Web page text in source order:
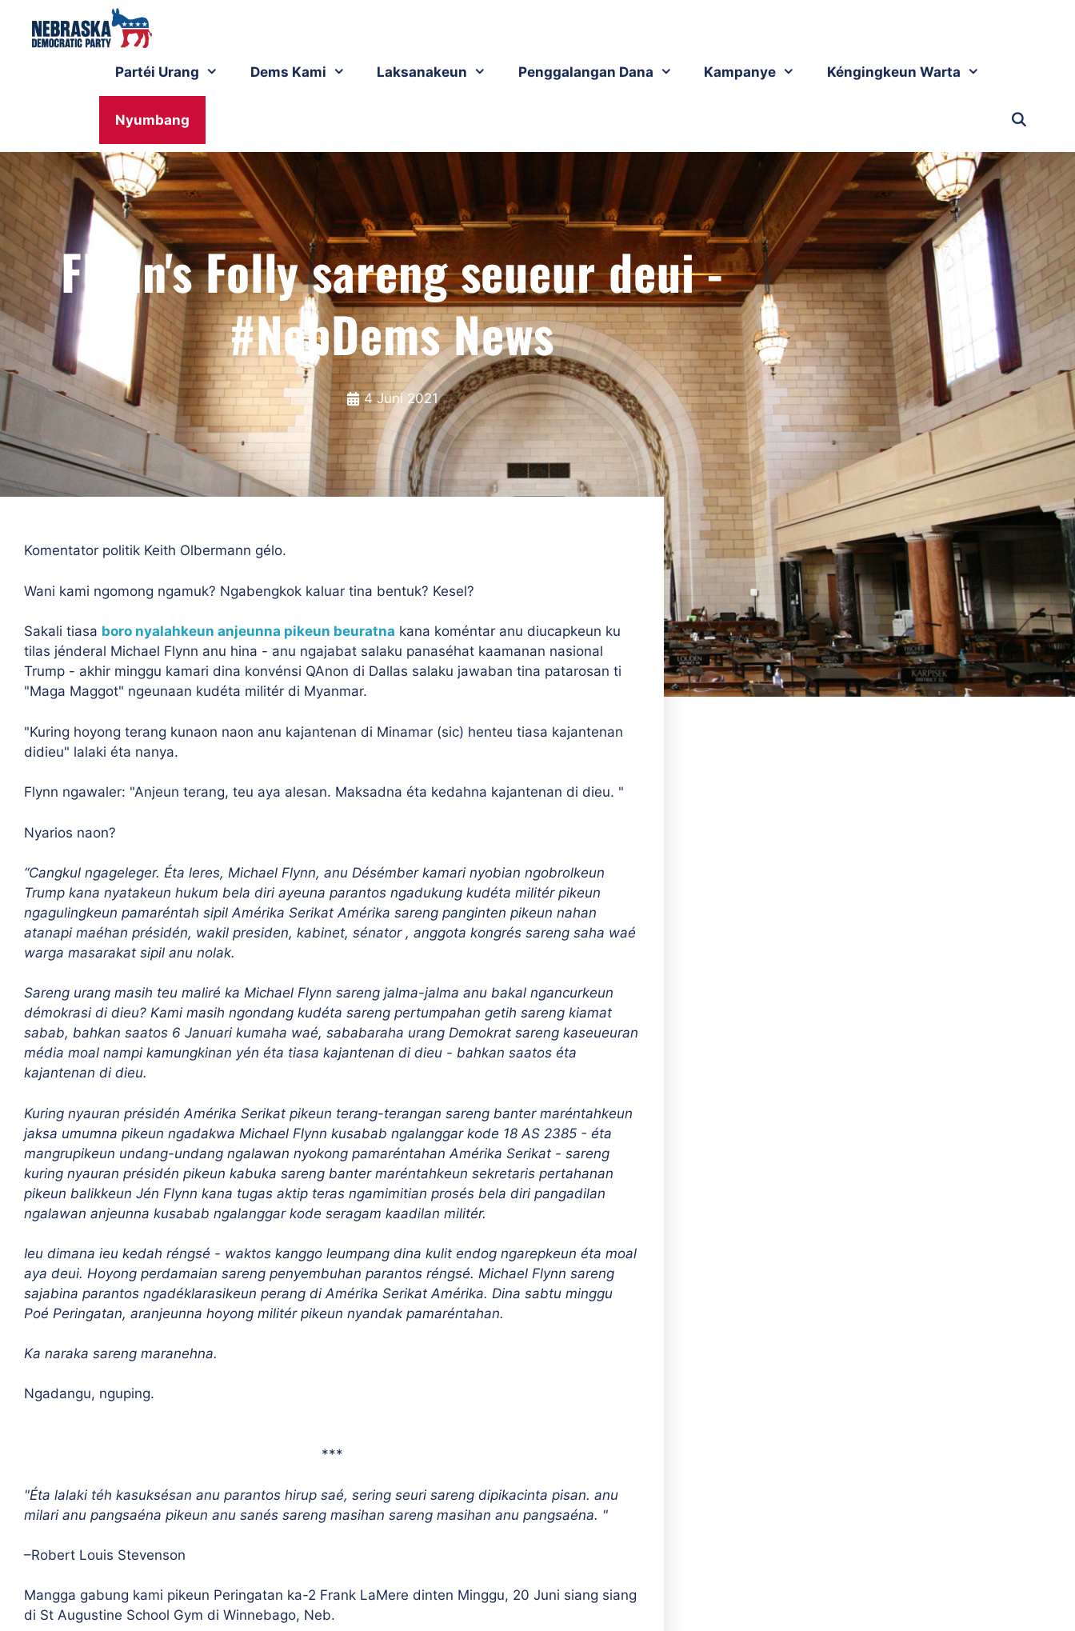
Partéi Urang Dems Kami Laksanakeun Penggalangan Dana Kampanye Kéngingkeun Warta
Nyumbang
Flynn's Folly sareng seueur deui -
#NebDems News
4 Juni 2021
Komentator politik Keith Olbermann gélo.
Wani kami ngomong ngamuk? Ngabengkok kaluar tina bentuk? Kesel?
Sakali tiasa boro nyalahkeun anjeunna pikeun beuratna kana koméntar anu diucapkeun ku
tilas jénderal Michael Flynn anu hina - anu ngajabat salaku panaséhat kaamanan nasional
Trump - akhir minggu kamari dina konvénsi QAnon di Dallas salaku jawaban tina patarosan ti
"Maga Maggot" ngeunaan kudéta militér di Myanmar.
"Kuring hoyong terang kunaon naon anu kajantenan di Minamar (sic) henteu tiasa kajantenan
didieu" lalaki éta nanya.
Flynn ngawaler: "Anjeun terang, teu aya alesan. Maksadna éta kedahna kajantenan di dieu. "
Nyarios naon?
“Cangkul ngageleger. Éta leres, Michael Flynn, anu Désémber kamari nyobian ngobrolkeun
Trump kana nyatakeun hukum bela diri ayeuna parantos ngadukung kudéta militér pikeun
ngagulingkeun pamaréntah sipil Amérika Serikat Amérika sareng panginten pikeun nahan
atanapi maéhan présidén, wakil presiden, kabinet, sénator , anggota kongrés sareng saha waé
warga masarakat sipil anu nolak.
Sareng urang masih teu maliré ka Michael Flynn sareng jalma-jalma anu bakal ngancurkeun
démokrasi di dieu? Kami masih ngondang kudéta sareng pertumpahan getih sareng kiamat
sabab, bahkan saatos 6 Januari kumaha waé, sababaraha urang Demokrat sareng kaseueuran
média moal nampi kamungkinan yén éta tiasa kajantenan di dieu - bahkan saatos éta
kajantenan di dieu.
Kuring nyauran présidén Amérika Serikat pikeun terang-terangan sareng banter maréntahkeun
jaksa umumna pikeun ngadakwa Michael Flynn kusabab ngalanggar kode 18 AS 2385 - éta
mangrupikeun undang-undang ngalawan nyokong pamaréntahan Amérika Serikat - sareng
kuring nyauran présidén pikeun kabuka sareng banter maréntahkeun sekretaris pertahanan
pikeun balikkeun Jén Flynn kana tugas aktip teras ngamimitian prosés bela diri pangadilan
ngalawan anjeunna kusabab ngalanggar kode seragam kaadilan militér.
Ieu dimana ieu kedah réngsé - waktos kanggo leumpang dina kulit endog ngarepkeun éta moal
aya deui. Hoyong perdamaian sareng penyembuhan parantos réngsé. Michael Flynn sareng
sajabina parantos ngadéklarasikeun perang di Amérika Serikat Amérika. Dina sabtu minggu
Poé Peringatan, aranjeunna hoyong militér pikeun nyandak pamaréntahan.
Ka naraka sareng maranehna.
Ngadangu, nguping.
***
"Éta lalaki téh kasuksésan anu parantos hirup saé, sering seuri sareng dipikacinta pisan. anu
milari anu pangsaéna pikeun anu sanés sareng masihan sareng masihan anu pangsaéna. "
–Robert Louis Stevenson
Mangga gabung kami pikeun Peringatan ka-2 Frank LaMere dinten Minggu, 20 Juni siang siang
di St Augustine School Gym di Winnebago, Neb.